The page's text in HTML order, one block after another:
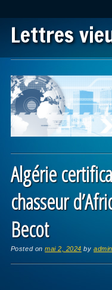
Lettres
Main menu
Algérie
chasseur
Becot
Posted onmai 2, 2024 byadmin